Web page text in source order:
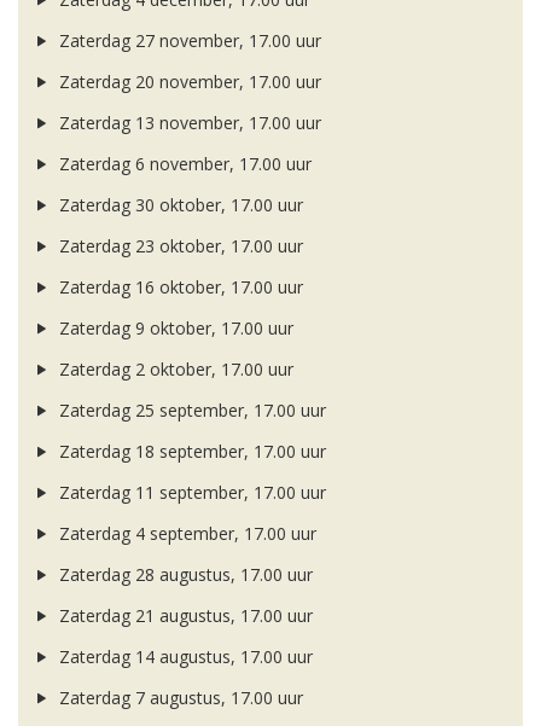
Zaterdag 27 november, 17.00 uur
Zaterdag 20 november, 17.00 uur
Zaterdag 13 november, 17.00 uur
Zaterdag 6 november, 17.00 uur
Zaterdag 30 oktober, 17.00 uur
Zaterdag 23 oktober, 17.00 uur
Zaterdag 16 oktober, 17.00 uur
Zaterdag 9 oktober, 17.00 uur
Zaterdag 2 oktober, 17.00 uur
Zaterdag 25 september, 17.00 uur
Zaterdag 18 september, 17.00 uur
Zaterdag 11 september, 17.00 uur
Zaterdag 4 september, 17.00 uur
Zaterdag 28 augustus, 17.00 uur
Zaterdag 21 augustus, 17.00 uur
Zaterdag 14 augustus, 17.00 uur
Zaterdag 7 augustus, 17.00 uur